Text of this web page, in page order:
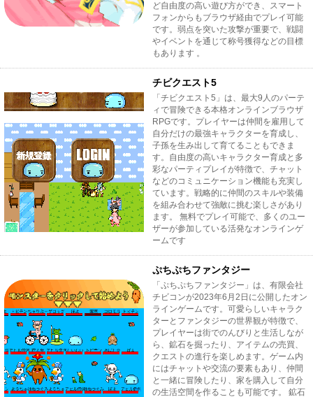
ど自由度の高い遊び方ができ、スマート
フォンからもブラウザ経由でプレイ可能
です。弱点を突いた攻撃が重要で、戦闘
やイベントを通じて称号獲得などの目標
もあります 。
チビクエスト5
「チビクエスト5」は、最大9人のパーテ
ィで冒険できる本格オンラインブラウザ
RPGです。プレイヤーは仲間を雇用して
自分だけの最強キャラクターを育成し、
子孫を生み出して育てることもできま
す。自由度の高いキャラクター育成と多
彩なパーティプレイが特徴で、チャット
などのコミュニケーション機能も充実し
ています。戦略的に仲間のスキルや装備
を組み合わせて強敵に挑む楽しさがあり
ます。 無料でプレイ可能で、多くのユー
ザーが参加している活発なオンラインゲ
ームです
ぷちぷちファンタジー
「ぷちぷちファンタジー」は、有限会社
チビコンが2023年6月2日に公開したオン
ラインゲームです。可愛らしいキャラク
ターとファンタジーの世界観が特徴で、
プレイヤーは街でのんびりと生活しなが
ら、鉱石を掘ったり、アイテムの売買、
クエストの進行を楽しめます。ゲーム内
にはチャットや交流の要素もあり、仲間
と一緒に冒険したり、家を購入して自分
の生活空間を作ることも可能です。 鉱石